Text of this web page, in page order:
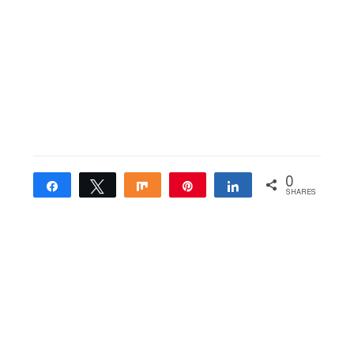
Share Tweet Share Share 0
SHARES